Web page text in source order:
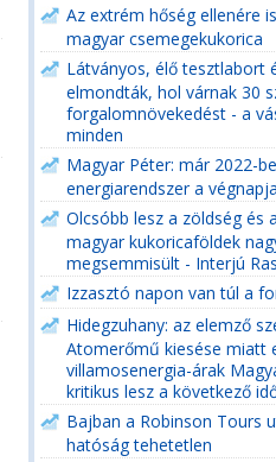
Az extrém hőség ellenére
magyar csemegekukorica
Látványos, élő tesztlabort
elmondták, hol várnak 30
forgalomnövekedést - a
minden
Magyar Péter: már 2022-
energiarendszer a
Olcsóbb lesz a zöldség és
magyar kukoricaföldek
megsemmisült - Interjú
Izzasztó napon van túl a
Hidegzuhany: az elemző
Atomerőmű kiesése miatt
villamosenergia-árak
kritikus lesz a következő
Bajban a Robinson Tours
hatóság tehetetlen